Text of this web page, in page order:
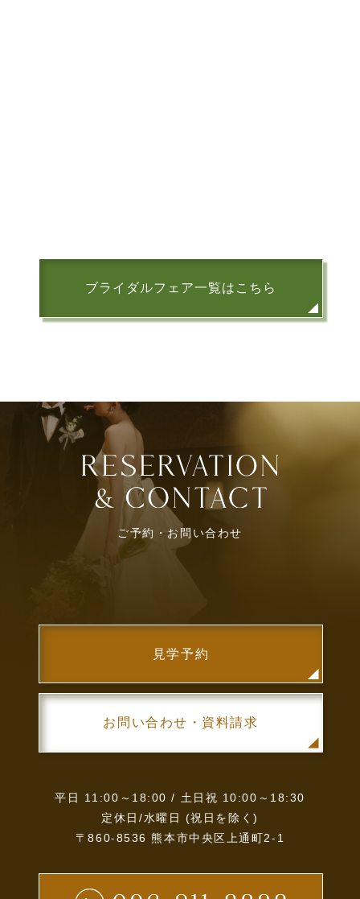
ブライダルフェア一覧はこちら
ご予約・お問い合わせ
見学予約
お問い合わせ・資料請求
平日 11:00～18:00 / 土日祝 10:00～18:30
定休日/水曜日 (祝日を除く)
〒860-8536 熊本市中央区上通町2-1